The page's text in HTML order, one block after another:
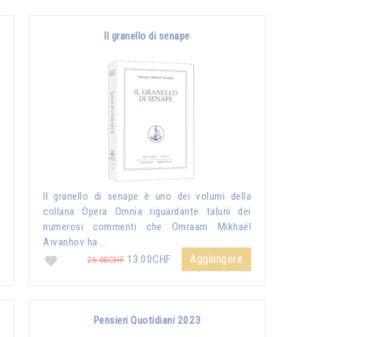
Il granello di senape
Il granello di senape è uno dei volumi della
collana Opera Omnia riguardante taluni dei
numerosi commenti che Omraam Mikhaël
Aïvanhov ha …
26.00CHF 13.00CHF Aggiungere
Pensieri Quotidiani 2023